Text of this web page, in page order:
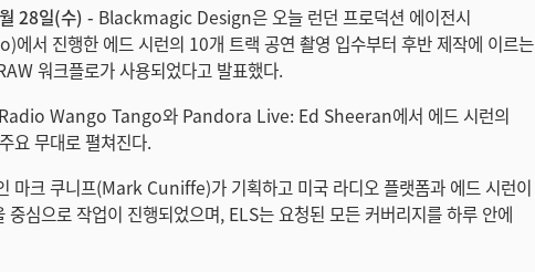
28일(수) - Blackmagic Design은 오늘 런던 프로덕션 에이전시
서 진행한 에드 시런의 10개 트랙 공연 촬영 입수부터 후반 제작에 이르는
워크플로가 사용되었다고 발표했다.
Wango Tango와 Pandora Live: Ed Sheeran에서 에드 시런의
요 무대로 펼쳐진다.
마크 쿠니프(Mark Cuniffe)가 기획하고 미국 라디오 플랫폼과 에드 시런이
중심으로 작업이 진행되었으며, ELS는 요청된 모든 커버리지를 하루 안에